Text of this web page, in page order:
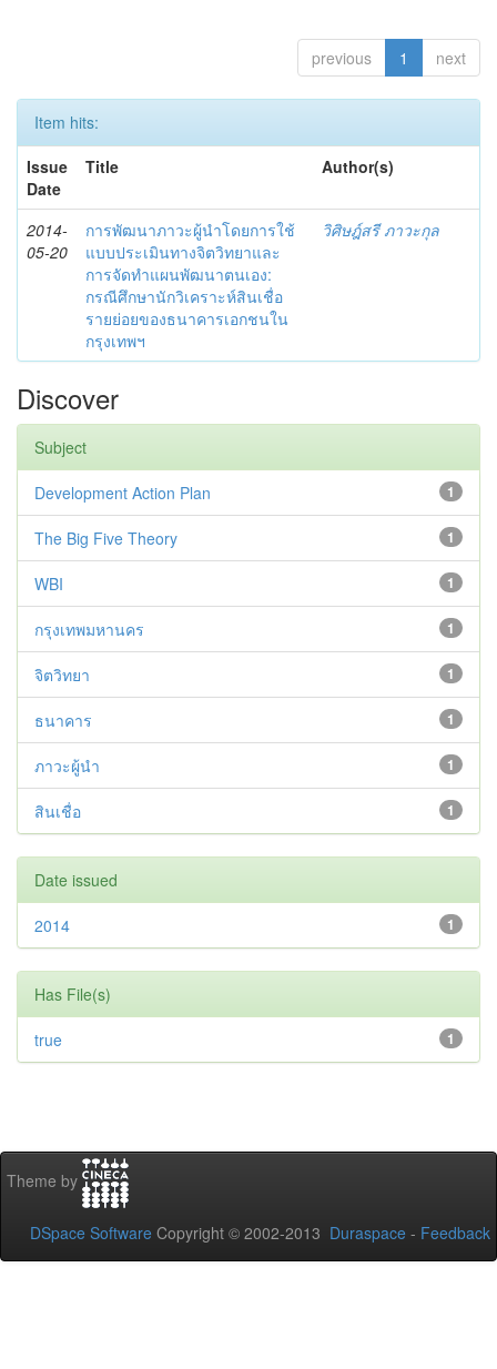
previous 1 next
Item hits:
Issue
Date
Title Author(s)
2014-
05-20
การพัฒนาภาวะผู้นำโดยการใช้
แบบประเมินทางจิตวิทยาและ
การจัดทำแผนพัฒนาตนเอง:
กรณีศึกษานักวิเคราะห์สินเชื่อ
รายย่อยของธนาคารเอกชนใน
กรุงเทพฯ
วิศิษฎ์สรี ภาวะกุล
Discover
Subject
1
Development Action Plan
1
The Big Five Theory
1
WBI
1
กรุงเทพมหานคร
1
จิตวิทยา
1
ธนาคาร
1
ภาวะผู้นำ
1
สินเชื่อ
Date issued
1
2014
Has File(s)
1
true
Theme by
DSpace Software Copyright © 2002-2013 Duraspace - Feedback